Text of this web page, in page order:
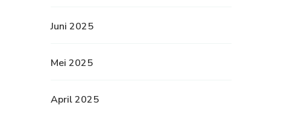
Juni 2025
Mei 2025
April 2025